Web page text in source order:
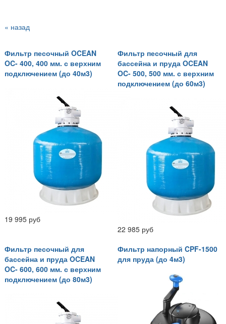
« назад
Фильтр песочный OCEAN
OC- 400, 400 мм. с верхним
подключением (до 40м3)
19 995 руб
Фильтр песочный для
бассейна и пруда OCEAN
OC- 500, 500 мм. с верхним
подключением (до 60м3)
22 985 руб
Фильтр песочный для
бассейна и пруда OCEAN
OC- 600, 600 мм. с верхним
подключением (до 80м3)
Фильтр напорный CPF-1500
для пруда (до 4м3)